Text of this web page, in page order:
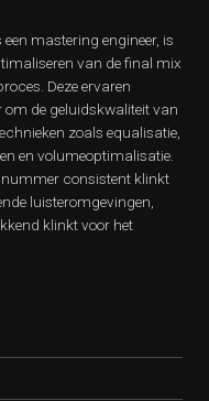
mastering engineer, is
van de final mix
Deze ervaren
om de geluidskwaliteit van
zoals equalisatie,
en volumeoptimalisatie.
nummer consistent klinkt
luisteromgevingen,
klinkt voor het